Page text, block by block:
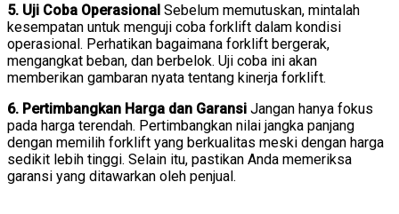
5. Uji Coba Operasional Sebelum memutuskan, mintalah
kesempatan untuk menguji coba forklift dalam kondisi
operasional. Perhatikan bagaimana forklift bergerak,
mengangkat beban, dan berbelok. Uji coba ini akan
memberikan gambaran nyata tentang kinerja forklift.
6. Pertimbangkan Harga dan Garansi Jangan hanya fokus
pada harga terendah. Pertimbangkan nilai jangka panjang
dengan memilih forklift yang berkualitas meski dengan harga
sedikit lebih tinggi. Selain itu, pastikan Anda memeriksa
garansi yang ditawarkan oleh penjual.